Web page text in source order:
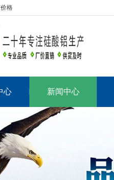
格
心 新闻中心